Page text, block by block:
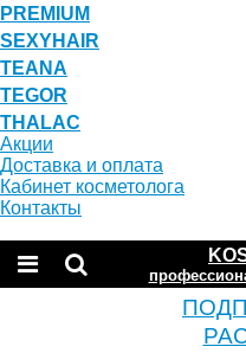
PREMIUM
SEXYHAIR
TEANA
TEGOR
THALAC
Акции
Доставка и оплата
Кабинет косметолога
Контакты